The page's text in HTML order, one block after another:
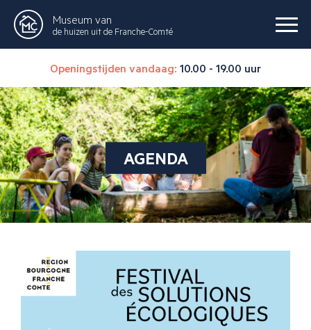
Museum van
de huizen uit de Franche-Comté
Openingstijden vandaag: 10.00 - 19.00 uur
AGENDA